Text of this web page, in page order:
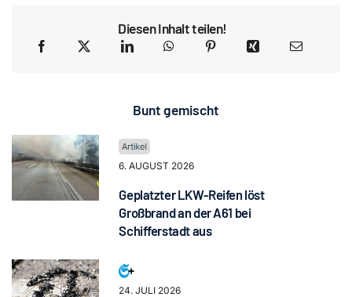
Diesen Inhalt teilen!
Bunt gemischt
6. AUGUST 2026
Geplatzter LKW-Reifen löst
Großbrand an der A61 bei
Schifferstadt aus
24. JULI 2026